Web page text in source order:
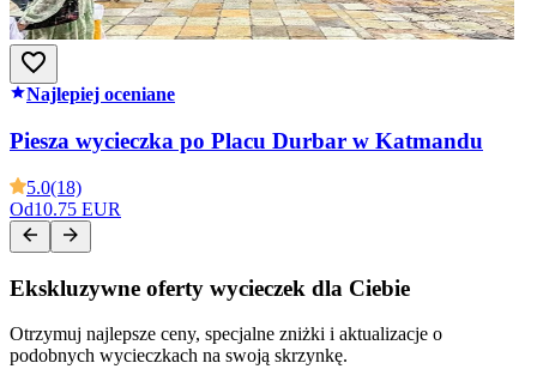
Najlepiej oceniane
Piesza wycieczka po Placu Durbar w Katmandu
5.0(18)
Od10.75 EUR
Ekskluzywne oferty wycieczek dla Ciebie
Otrzymuj najlepsze ceny, specjalne zniżki i aktualizacje o
podobnych wycieczkach na swoją skrzynkę.